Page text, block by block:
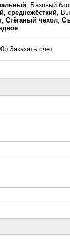
, Базовый
среднежёсткий,
,Стёганый чехол,
Заказать счёт